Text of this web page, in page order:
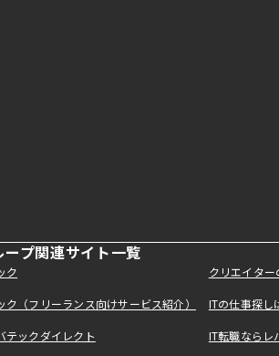
ープ関連サイト一覧
ク クリエイタ
ク（フリーランス向けサービス紹介） ITの仕事探
テックダイレクト IT転職なら